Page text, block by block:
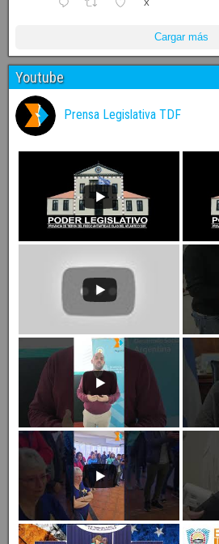
X
Cargar más
Youtube
Prensa Legislativa TDF